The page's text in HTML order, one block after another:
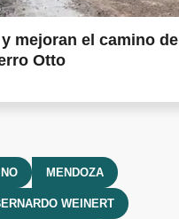
mejoran el camino de
Otto
MENDOZA
WEINERT